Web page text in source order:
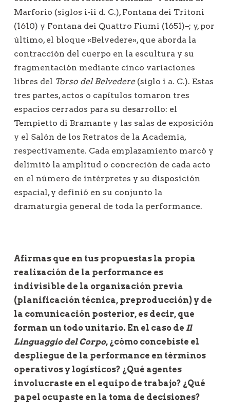
Marforio (siglos i-ii d. C.), Fontana dei Tritoni
(1610) y Fontana dei Quattro Fiumi (1651)–; y, por
último, el bloque «Belvedere», que aborda la
contracción del cuerpo en la escultura y su
fragmentación mediante cinco variaciones
libres del Torso del Belvedere(siglo i a. C.). Estas
tres partes, actos o capítulos tomaron tres
espacios cerrados para su desarrollo: el
Tempietto di Bramante y las salas de exposición
y el Salón de los Retratos de la Academia,
respectivamente. Cada emplazamiento marcó y
delimitó la amplitud o concreción de cada acto
en el número de intérpretes y su disposición
espacial, y definió en su conjunto la
dramaturgia general de toda la performance.
Afirmas que en tus propuestas la propia
realización de la performance es
indivisible de la organización previa
(planificación técnica, preproducción) y de
la comunicación posterior, es decir, que
forman un todo unitario. En el caso de Il
Linguaggio del Corpo, ¿cómo concebiste el
despliegue de la performance en términos
operativos y logísticos? ¿Qué agentes
involucraste en el equipo de trabajo? ¿Qué
papel ocupaste en la toma de decisiones?